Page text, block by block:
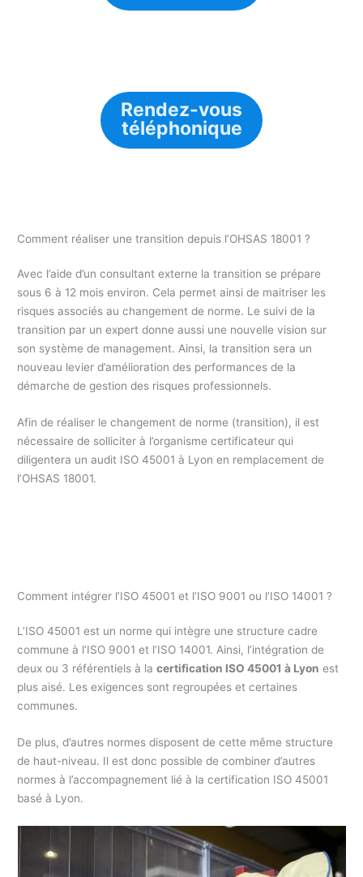
Rendez-vous
téléphonique
Comment réaliser une transition depuis l’OHSAS 18001 ?
Avec l’aide d’un consultant externe la transition se prépare
sous 6 à 12 mois environ. Cela permet ainsi de maitriser les
risques associés au changement de norme. Le suivi de la
transition par un expert donne aussi une nouvelle vision sur
son système de management. Ainsi, la transition sera un
nouveau levier d’amélioration des performances de la
démarche de gestion des risques professionnels.
Afin de réaliser le changement de norme (transition), il est
nécessaire de solliciter à l’organisme certificateur qui
diligentera un audit ISO 45001 à Lyon en remplacement de
l’OHSAS 18001.
Comment intégrer l’ISO 45001 et l’ISO 9001 ou l’ISO 14001 ?
L’ISO 45001 est un norme qui intègre une structure cadre
commune à l’ISO 9001 et l’ISO 14001. Ainsi, l’intégration de
deux ou 3 référentiels à lacertification ISO 45001 à Lyon est
plus aisé. Les exigences sont regroupées et certaines
communes.
De plus, d’autres normes disposent de cette même structure
de haut-niveau. Il est donc possible de combiner d’autres
normes à l’accompagnement lié à la certification ISO 45001
basé à Lyon.